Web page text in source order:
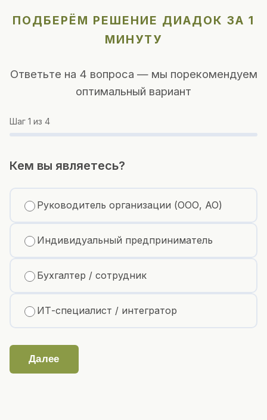
ПОДБЕРЁМ РЕШЕНИЕ ДИАДОК ЗА 1
МИНУТУ
Ответьте на 4 вопроса — мы порекомендуем
оптимальный вариант
Шаг 1 из 4
Кем вы являетесь?
Руководитель организации (ООО, АО)
Индивидуальный предприниматель
Бухгалтер / сотрудник
ИТ-специалист / интегратор
Далее